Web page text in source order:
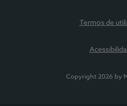
Termos de
Copyright 2026 by